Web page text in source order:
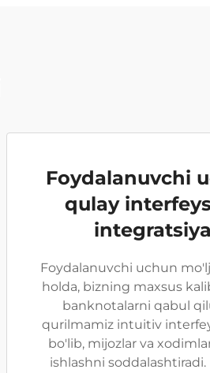
Foydalanuvchi
qulay
integratsiya
Foydalanuvchi uchun
holda, bizning maxsus
banknotalarni qabul
qurilmamiz intuitiv
bo'lib, mijozlar va
ishlashni soddalashtiradi.